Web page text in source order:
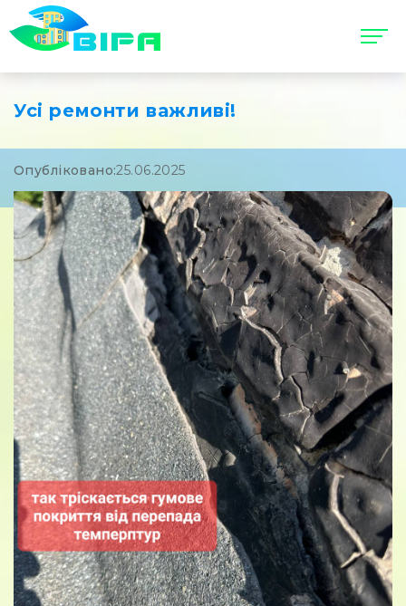
Усі ремонти важливі!
Опубліковано:25.06.2025